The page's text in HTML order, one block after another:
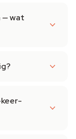
— wat